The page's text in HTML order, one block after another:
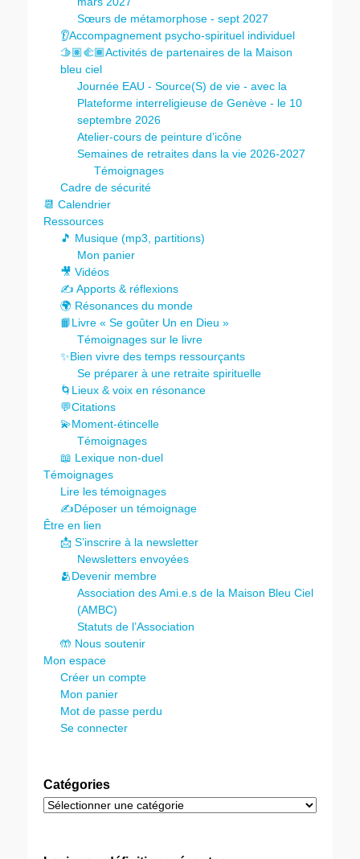
Sœurs de métamorphose - sept 2027
👂Accompagnement psycho-spirituel individuel
🫱🏽‍🫲🏾Activités de partenaires de la Maison
bleu ciel
Journée EAU - Source(S) de vie - avec la
Plateforme interreligieuse de Genève - le 10
septembre 2026
Atelier-cours de peinture d’icône
Semaines de retraites dans la vie 2026-2027
Témoignages
Cadre de sécurité
📆 Calendrier
Ressources
🎵 Musique (mp3, partitions)
Mon panier
🎥 Vidéos
✍️ Apports & réflexions
🌍 Résonances du monde
📙Livre « Se goûter Un en Dieu »
Témoignages sur le livre
✨Bien vivre des temps ressourçants
Se préparer à une retraite spirituelle
🌀Lieux & voix en résonance
💬Citations
💫Moment-étincelle
Témoignages
📖 Lexique non-duel
Témoignages
Lire les témoignages
✍️Déposer un témoignage
Être en lien
📩 S’inscrire à la newsletter
Newsletters envoyées
🫂Devenir membre
Association des Ami.e.s de la Maison Bleu Ciel
(AMBC)
Statuts de l’Association
🤲 Nous soutenir
Mon espace
Créer un compte
Mon panier
Mot de passe perdu
Se connecter
Catégories
Catégories